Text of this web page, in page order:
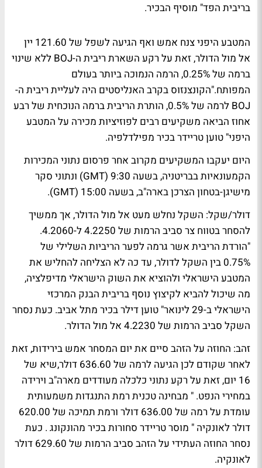
בריבית הפד" מוסיף הבכיר.
המטבע היפני צנח אמש ואף הגיעה לשפל של 121.60 יין
אל מול הדולר, זאת על רקע השארת ריבית ה-BOJ ללא שינוי
ברמה של 0.25%, הרמה הנמוכה ביותר בעולם
המפותח."הקונצנזוס בקרב האנליסטים היה לעליית ריבית ה-
BOJ לרמה של 0.5%, הותרת הריבית ברמה הנוכחית של רבע
אחוז הביאה משקיעים רבים לפוזיציות מכירה על המטבע
היפני" טוען טריידר בכיר מפילדלפיה.
היום יעקבו המשקיעים מקרוב אחר פרסום נתוני המכירות
הקמעונאיות בבריטניה, בשעה 9:30 (GMT) ונתוני סקר
מישיגן-בטחון הצרכן בארה"ב, בשעה 15:00 (GMT).
דולר/שקל: השקל נחלש מעט אל מול הדולר, אך ממשיך
להסחר בטווח צר סביב הרמות של 4.2250 ל-4.2060.
"הורדת הריבית אשר גרמה לפער הריביות השלילי של
0.75% בין השקל לדולר, עד כה לא הצליחה להחליש את
המטבע הישראלי ולהוציא את השוק הישראלי מדיפלציה,
מה שיכול להביא לקיצוץ נוסף בריבית הבנק המרכזי
הישראלי ב-29 לינואר" טוען דילר בכיר מתל אביב. כעת נסחר
השקל סביב הרמות של 4.2230 אל מול הדולר.
זהב: החוזה על הזהב סיים את יום המסחר אמש בירידות, זאת
לאחר שקודם לכן הגיעה לרמה של 636.60 דולר,שיא של
16 יום, זאת על רקע נתוני כלכלה מעודדים מארה"ב וירידה
במחירי הנפט. " מבחינה טכנית רמת התנגדות משמעותית
עומדת על רמה של 636.00 דולר ורמת תמיכה של 620.00
דולר לאונקיה " מוסר טריידר סחורות בכיר מהונקונג . כעת
נסחר החוזה העתידי על הזהב סביב הרמות של 629.60 דולר
לאונקיה.